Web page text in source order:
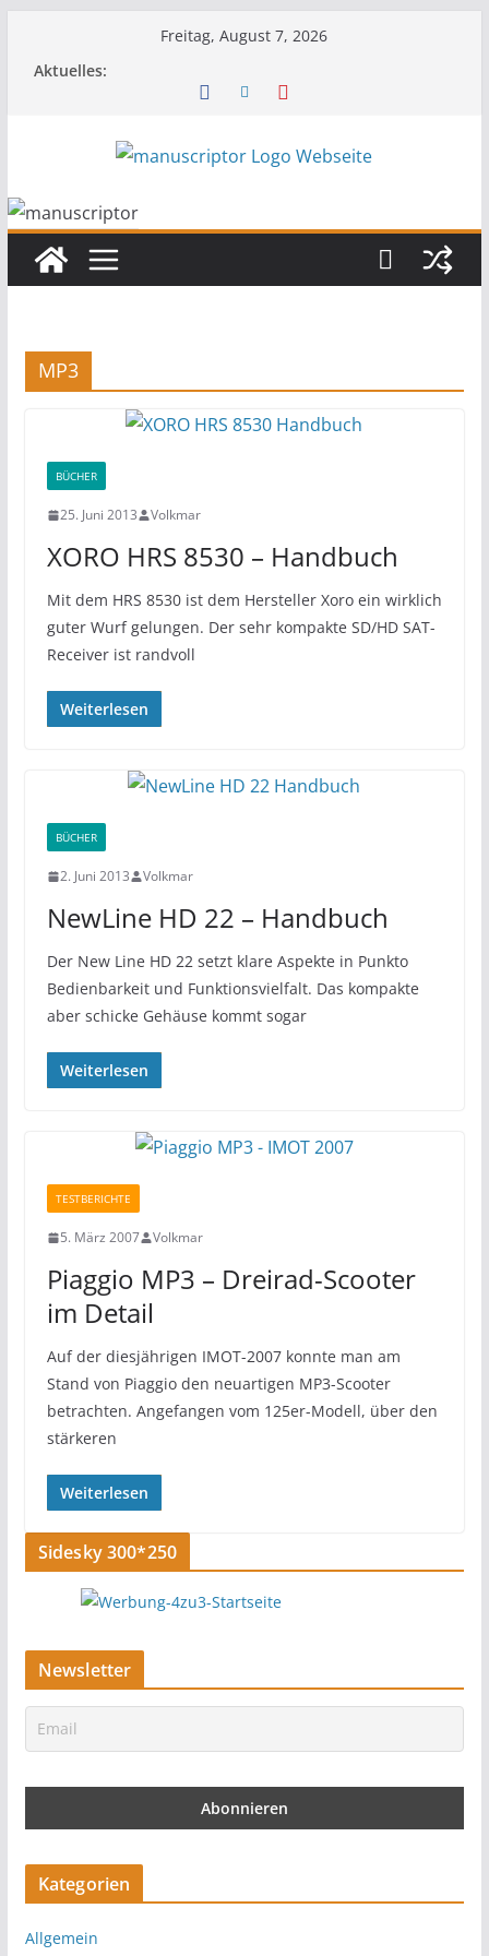
Freitag, August 7, 2026
Aktuelles:
MP3
BÜCHER
25. Juni 2013 Volkmar
XORO HRS 8530 – Handbuch
Mit dem HRS 8530 ist dem Hersteller Xoro ein wirklich
guter Wurf gelungen. Der sehr kompakte SD/HD SAT-
Receiver ist randvoll
Weiterlesen
BÜCHER
2. Juni 2013 Volkmar
NewLine HD 22 – Handbuch
Der New Line HD 22 setzt klare Aspekte in Punkto
Bedienbarkeit und Funktionsvielfalt. Das kompakte
aber schicke Gehäuse kommt sogar
Weiterlesen
TESTBERICHTE
5. März 2007 Volkmar
Piaggio MP3 – Dreirad-Scooter
im Detail
Auf der diesjährigen IMOT-2007 konnte man am
Stand von Piaggio den neuartigen MP3-Scooter
betrachten. Angefangen vom 125er-Modell, über den
stärkeren
Weiterlesen
Sidesky 300*250
Newsletter
Kategorien
Allgemein